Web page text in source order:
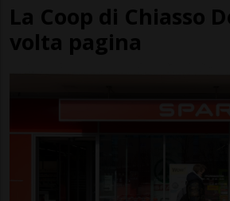
La Coop di Chiasso
volta pagina